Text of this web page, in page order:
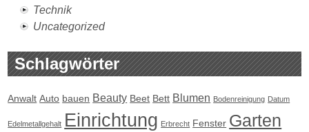
Technik
Uncategorized
Schlagwörter
Anwalt Auto bauen Beauty Beet Bett Blumen Bodenreinigung Datum
Edelmetallgehalt Einrichtung Erbrecht Fenster Garten